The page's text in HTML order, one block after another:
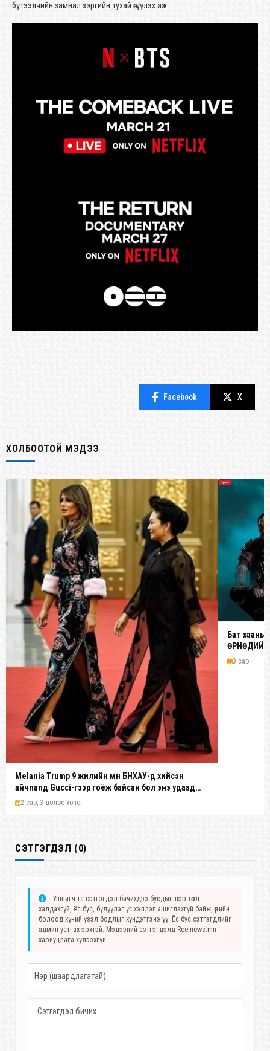
бүтээлчийн замнал зэргийн тухай өгүүлэх аж.
Facebook X
ХОЛБООТОЙ МЭДЭЭ
Melania Trump 9 жилийн өмнө БНХАУ-д хийсэн
айчлалд Gucci-гээр гоёж байсан бол энэ удаад
айлчалд оролцсонгүй
2 сар, 3 долоо хоног
Бат хааны
ӨРНӨДИЙН
киног
3 сар
СЭТГЭГДЭЛ (0)
Уншигч та сэтгэгдэл бичихдээ бусдын нэр төрд
халдахгүй, ёс бус, бүдүүлэг үг хэллэг ашиглахгүй байж, өөрийн
болоод хүний үзэл бодлыг хүндэтгэнэ үү. Ёс бус сэтгэгдлийг
админ устгах эрхтэй. Мэдээний сэтгэгдэлд Reelnews.mn
хариуцлага хүлээхгүй.